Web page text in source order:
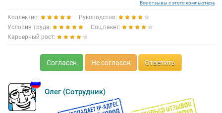
Все отзывы с этого компьютера
Коллектив:
Руководство:
Условия труда:
Соц.пакет:
Карьерный рост:
Согласен Не согласен Ответить
Олег (Сотрудник)